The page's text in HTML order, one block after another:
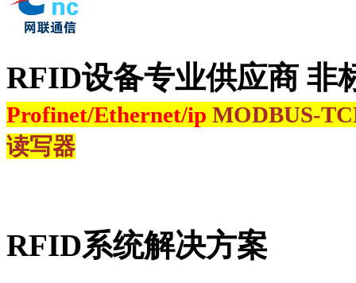
RFID设备专业供应商 非
Profinet/Ethernet/ip MODBUS-
读写器
RFID系统解决方案